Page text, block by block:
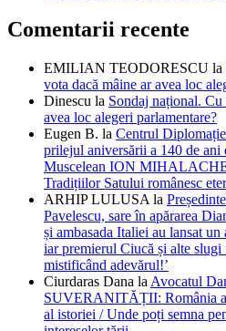
Comentarii recente
EMILIAN TEODORESCU la
vota dacă mâine ar avea loc
Dinescu la Sondaj național.
avea loc alegeri parlamentare?
Eugen B. la Centrul
prilejul aniversării a 140 de ani
Muscelean ION
Tradițiilor Satului românesc
ARHIP LULUSA la
Pavelescu, sare în apărarea
și ambasada Italiei au lansat
iar premierul Ciucă și alte slugi
mistificând adevărul!’
Ciurdaras Dana la Avocatul
SUVERANITĂȚII: România
al istoriei / Unde poți semna